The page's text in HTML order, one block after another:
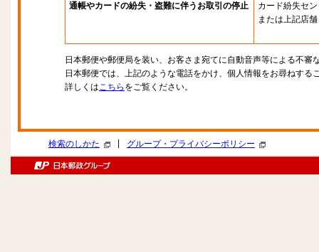
通帳やカードの紛失・盗難に伴うお取引の停止
カード紛失セ
または上記店舗
日本郵便や郵便局を装い、お客さま宛てに自動音声等による不審
日本郵便では、上記のような電話をかけ、個人情報をお尋ねする
詳しくはこちら をご覧ください。
検索のしかた グループ・プライバシーポリシー